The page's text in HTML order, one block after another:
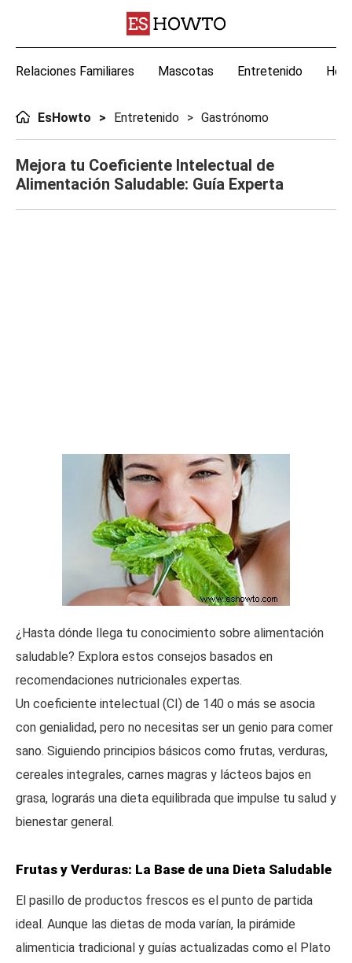
Relaciones Familiares Mascotas Entretenido
EsHowto Entretenido Gastrónomo
Mejora tu Coeficiente Intelectual de
Alimentación Saludable: Guía Experta
¿Hasta dónde llega tu conocimiento sobre alimentación
saludable? Explora estos consejos basados en
recomendaciones nutricionales expertas.
Un coeficiente intelectual (CI) de 140 o más se asocia
con genialidad, pero no necesitas ser un genio para comer
sano. Siguiendo principios básicos como frutas, verduras,
cereales integrales, carnes magras y lácteos bajos en
grasa, lograrás una dieta equilibrada que impulse tu salud y
bienestar general.
Frutas y Verduras: La Base de una Dieta Saludable
El pasillo de productos frescos es el punto de partida
ideal. Aunque las dietas de moda varían, la pirámide
alimenticia tradicional y guías actualizadas como el Plato